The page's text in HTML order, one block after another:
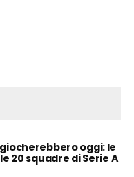
oggi: le
20 squadre di Serie A